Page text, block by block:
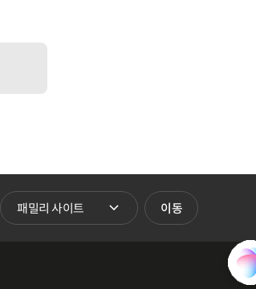
패밀리 사이트 바로가기
이동